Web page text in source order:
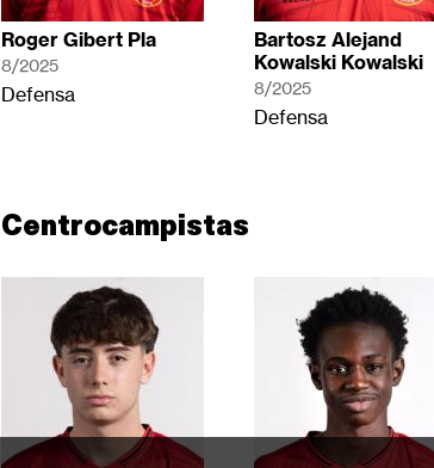
Roger Gibert Pla
8/2025
Defensa
Bartosz Alejand
Kowalski Kowalski
8/2025
Defensa
Centrocampistas